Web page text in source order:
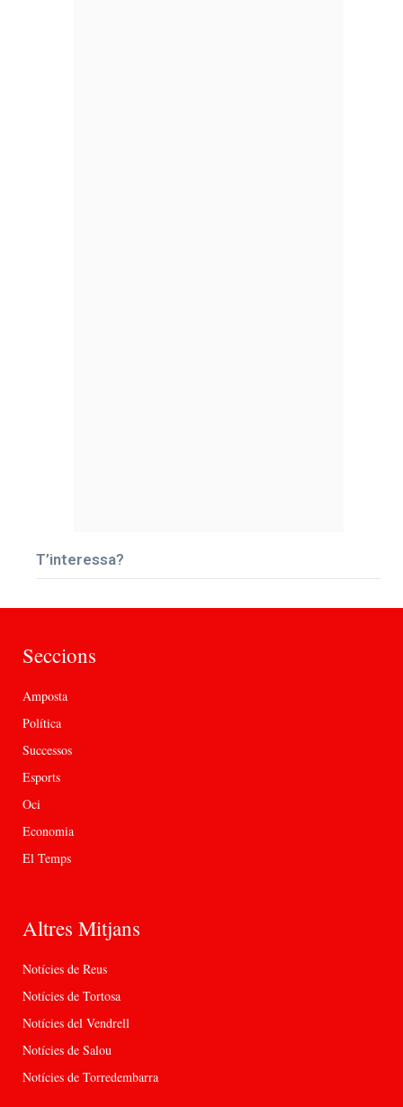
T’interessa?
Seccions
Amposta
Política
Successos
Esports
Oci
Economia
El Temps
Altres Mitjans
Notícies de Reus
Notícies de Tortosa
Notícies del Vendrell
Notícies de Salou
Notícies de Torredembarra